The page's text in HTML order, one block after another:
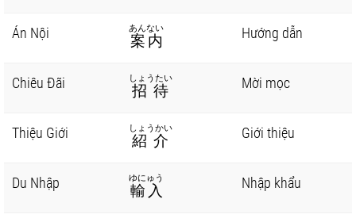
Án Nội 案内
あんない Hướng dẫn
Chiêu Đãi 招待
しょうたい Mời mọc
Thiệu Giới 紹介
しょうかい Giới thiệu
Du Nhập 輸入
ゆにゅう Nhập khẩu